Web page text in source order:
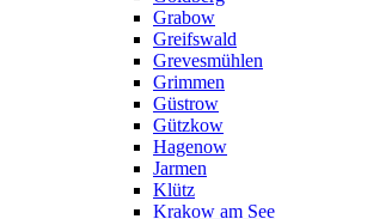
Grabow
Greifswald
Grevesmühlen
Grimmen
Güstrow
Gützkow
Hagenow
Jarmen
Klütz
Krakow am See